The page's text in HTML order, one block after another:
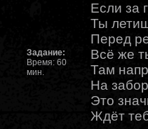
Задание:
Время: 60
мин.
Если за
Ты
Перед
Всё же
Там
На
Это
Ждёт